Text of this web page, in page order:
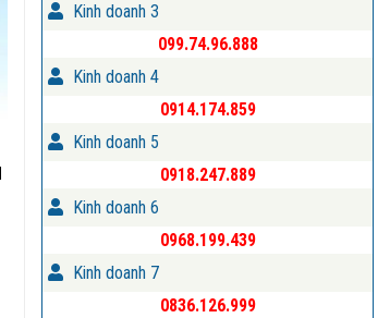
Kinh doanh 3
099.74.96.888
Kinh doanh 4
0914.174.859
Kinh doanh 5
0918.247.889
Kinh doanh 6
0968.199.439
Kinh doanh 7
0836.126.999